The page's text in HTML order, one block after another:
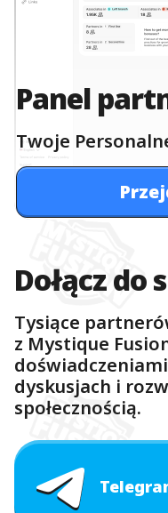
Panel
Twoje
Dołącz do
Tysiące
z Mystique
dyskusjach i
społecznością.